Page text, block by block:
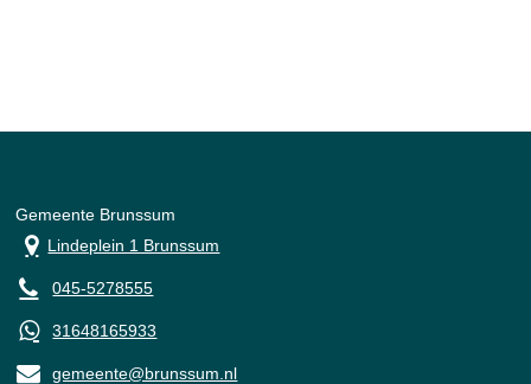
Gemeente Brunssum
Lindeplein 1 Brunssum
045-5278555
31648165933
gemeente@brunssum.nl